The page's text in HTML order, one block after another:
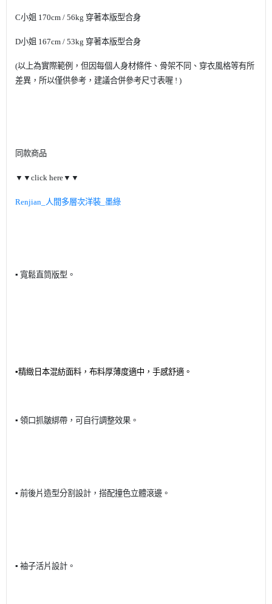
C小姐 170cm / 56kg 穿著本版型合身
D小姐 167cm / 53kg 穿著本版型合身
(以上為實際範例，但因每個人身材條件、骨架不同、穿衣風格等有所
差異，所以僅供參考，建議合併參考尺寸表喔 ! )
同款商品
▼▼ click here▼▼
Renjian_ 人間多層次洋裝 墨綠
▪️ 寬鬆直筒版型。
▪️精緻日本混紡面料，布料厚薄度適中，手感舒適。
▪️ 領口抓皺綁帶，可自行調整效果。
▪️ 前後片造型分割設計，搭配撞色立體滾邊。
▪️ 袖子活片設計。